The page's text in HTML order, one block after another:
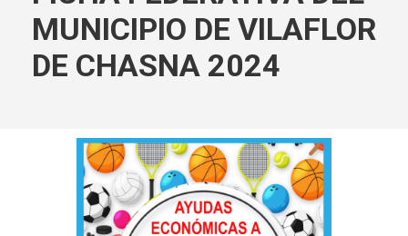
MUNICIPIO DE VILAFLOR
DE CHASNA 2024